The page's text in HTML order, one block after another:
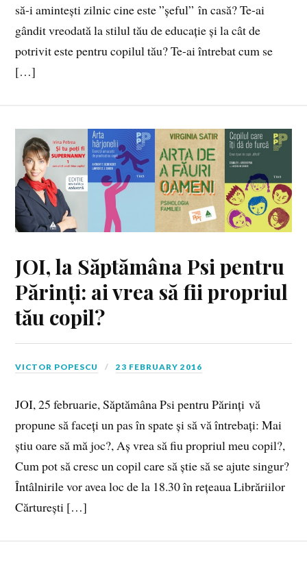
să-i amintești zilnic cine este ”șeful” în casă? Te-ai
gândit vreodată la stilul tău de educație și la cât de
potrivit este pentru copilul tău? Te-ai întrebat cum se
[…]
JOI, la Săptămâna Psi pentru
Părinți: ai vrea să fii propriul
tău copil?
VICTOR POPESCU 23 FEBRUARY 2016
JOI, 25 februarie, Săptămâna Psi pentru Părinți vă
propune să faceți un pas în spate și să vă întrebați: Mai
știu oare să mă joc?, Aș vrea să fiu propriul meu copil?,
Cum pot să cresc un copil care să știe să se ajute singur?
Întâlnirile vor avea loc de la 18.30 în rețeaua Librăriilor
Cărturești […]